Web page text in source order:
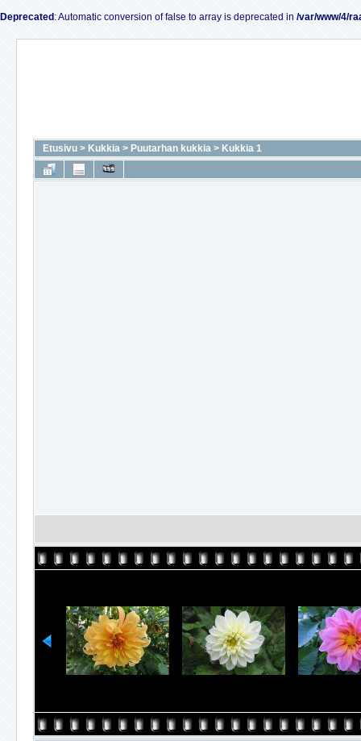
Deprecated : Automatic conversion of false to array is deprecated in /var/www/4/
Etusivu > Kukkia > Puutarhan kukkia > Kukkia 1